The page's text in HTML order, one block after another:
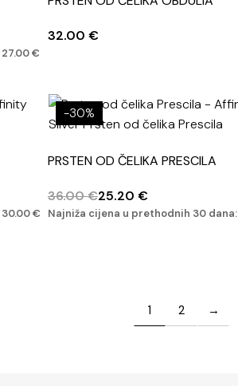
27.00€
32.00 €
30.00€
PRSTEN OD ČELIKA PRESCILA
-30%
36.00€25.20 €
Najniža cijena u prethodnih 30 dana:
1 2 →